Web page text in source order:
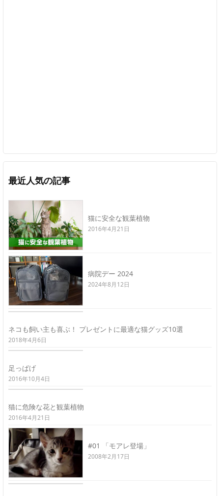
最近人気の記事
猫に安全な観葉植物
2016年4月21日
病院デー 2024
2024年8月12日
ネコも飼い主も喜ぶ！ プレゼントに最適な猫グッズ10選
2018年4月6日
足っぱげ
2016年10月4日
猫に危険な花と観葉植物
2016年4月21日
#01 「モアレ登場」
2008年2月17日